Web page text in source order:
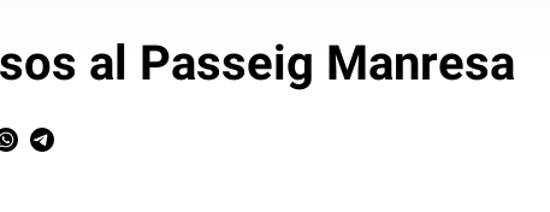
al Passeig Manresa